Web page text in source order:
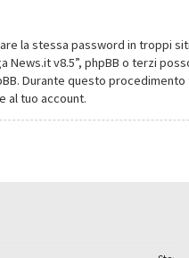
la stessa password in troppi
News.it v8.5”, phpBB o terzi
Durante questo
al tuo account.